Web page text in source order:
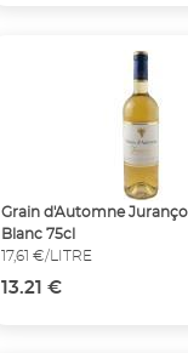
Grain d'Automne
Blanc 75cl
17,61 €/LITRE
13.21 €